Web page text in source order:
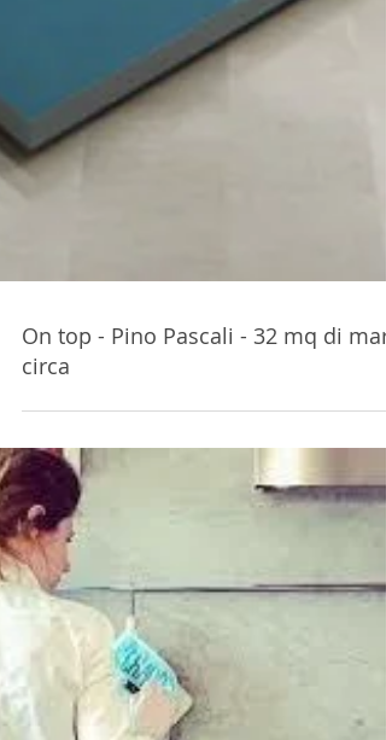
On top - Pino Pascali - 32 mq di mare
circa